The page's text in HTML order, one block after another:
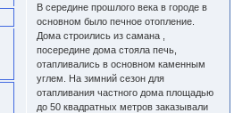
В середине прошлого века в городе в
основном было печное отопление.
Дома строились из самана ,
посередине дома стояла печь,
отапливались в основном каменным
углем. На зимний сезон для
отапливания частного дома площадью
до 50 квадратных метров заказывали